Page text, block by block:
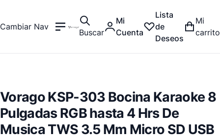
Cambiar Nav
Buscar
Mi
Cuenta
Lista
de
Deseos
Mi
carrito
Vorago KSP-303 Bocina Karaoke 8
Pulgadas RGB hasta 4 Hrs De
Musica TWS 3.5 Mm Micro SD USB